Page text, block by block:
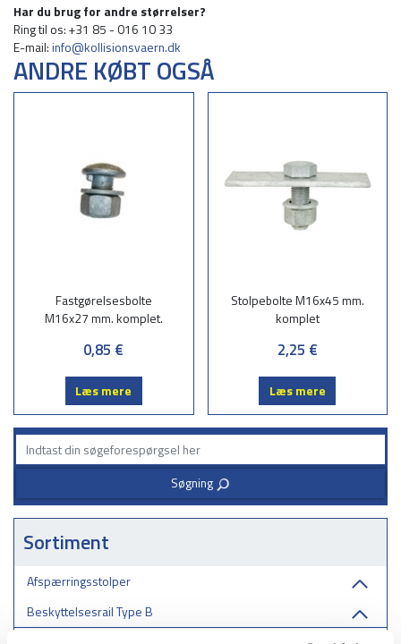
Søgning 3
Sortiment
Afspærringsstolper
Beskyttelsesrail Type B
Har du brug for andre størrelser?
Ring til os: +31 85 - 016 10 33
E-mail:info@kollisionsvaern.dk
ANDRE KØBT OGSÅ
Fastgørelsesbolte
M16x27 mm. komplet.
0,85 €
Læs mere
Stolpebolte M16x45 mm.
komplet
2,25 €
Læs mere